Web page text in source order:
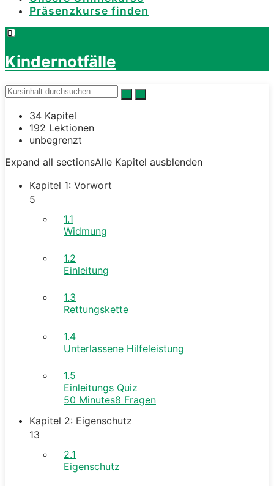
Präsenzkurse finden
Kindernotfälle
34 Kapitel
192 Lektionen
unbegrenzt
Expand all sectionsAlle Kapitel ausblenden
Kapitel 1: Vorwort
5
1.1
Widmung
1.2
Einleitung
1.3
Rettungskette
1.4
Unterlassene Hilfeleistung
1.5
Einleitungs Quiz
50 Minutes8 Fragen
Kapitel 2: Eigenschutz
13
2.1
Eigenschutz